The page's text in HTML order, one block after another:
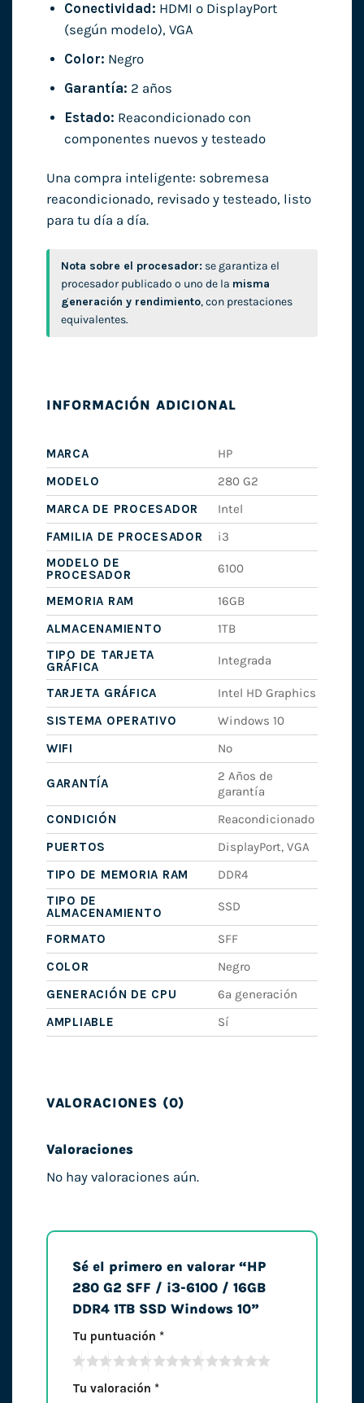
Conectividad: HDMI o DisplayPort
(según modelo), VGA
Color: Negro
Garantía: 2 años
Estado: Reacondicionado con
componentes nuevos y testeado
Una compra inteligente: sobremesa
reacondicionado, revisado y testeado, listo
para tu día a día.
Nota sobre el procesador: se garantiza el
procesador publicado o uno de la misma
generación y rendimiento, con prestaciones
equivalentes.
INFORMACIÓN ADICIONAL
MARCA
HP
MODELO
280 G2
MARCA DE PROCESADOR
Intel
FAMILIA DE PROCESADOR
i3
MODELO DE
PROCESADOR
6100
MEMORIA RAM
16GB
ALMACENAMIENTO
1TB
TIPO DE TARJETA
GRÁFICA
Integrada
TARJETA GRÁFICA
Intel HD Graphics
SISTEMA OPERATIVO
Windows 10
WIFI
No
GARANTÍA
2 Años de
garantía
CONDICIÓN
Reacondicionado
PUERTOS
DisplayPort, VGA
TIPO DE MEMORIA RAM
DDR4
TIPO DE
ALMACENAMIENTO
SSD
FORMATO
SFF
COLOR
Negro
GENERACIÓN DE CPU
6ª generación
AMPLIABLE
Sí
VALORACIONES (0)
Valoraciones
No hay valoraciones aún.
Sé el primero en valorar “HP
280 G2 SFF / i3-6100 / 16GB
DDR4 1TB SSD Windows 10”
Tu puntuación *
Tu valoración *